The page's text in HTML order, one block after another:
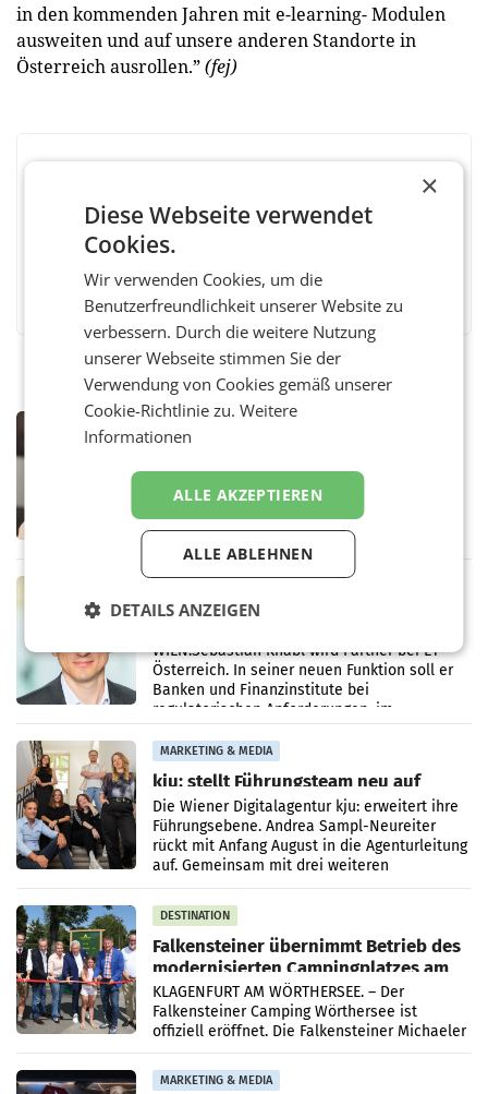
in den kommenden Jahren mit e-learning- Modulen
ausweiten und auf unsere anderen Standorte in
Österreich ausrollen.”(fej)
FacebookTwitterMessengerWhatsAppLinkedInXING Teilen
MARKETING & MEDIA
von TV- und Radioempfang zurück
– Der ORF weist eine Berichterstattung der
„Kronen Zeitung“ und eine Aussendung der
FPÖ zur geplanten Optimierung seines
terrestrischen Sendernetzes zurück. Die
Sebastian Knabl wird Partner bei EY
WIEN.Sebastian Knabl wird Partner bei EY
Österreich. In seiner neuen Funktion soll er
Banken und Finanzinstitute bei
regulatorischen Anforderungen, im
Risikomanagement und bei
Transformationsprojekten
MARKETING & MEDIA
kju: stellt Führungsteam neu auf
Die Wiener Digitalagentur kju: erweitert ihre
Führungsebene. Andrea Sampl-Neureiter
rückt mit Anfang August in die Agenturleitung
auf. Gemeinsam mit drei weiteren
Neubesetzungen entsteht
DESTINATION
Falkensteiner übernimmt Betrieb des
modernisierten Campingplatzes am
Wörthersee
KLAGENFURT AM WÖRTHERSEE. – Der
Falkensteiner Camping Wörthersee ist
offiziell eröffnet. Die Falkensteiner Michaeler
Tourism Group (FMTG) und die Stadtwerke
Klagenfurt haben den
MARKETING & MEDIA
×
Diese Webseite verwendet
Cookies.
Wir verwenden Cookies, um die
Benutzerfreundlichkeit unserer Website zu
verbessern. Durch die weitere Nutzung
unserer Webseite stimmen Sie der
Verwendung von Cookies gemäß unserer
Cookie-Richtlinie zu.Weitere
Informationen
ALLE AKZEPTIEREN
ALLE ABLEHNEN
DETAILS ANZEIGEN